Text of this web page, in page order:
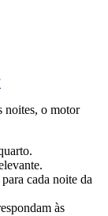
noites, o motor
para cada noite da
às